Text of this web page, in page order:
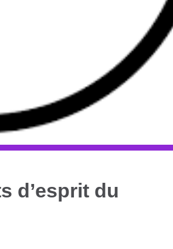
d’esprit du